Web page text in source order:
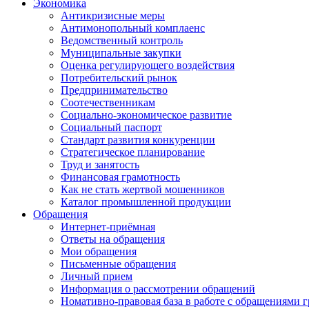
Экономика
Антикризисные меры
Антимонопольный комплаенс
Ведомственный контроль
Муниципальные закупки
Оценка регулирующего воздействия
Потребительский рынок
Предпринимательство
Соотечественникам
Социально-экономическое развитие
Социальный паспорт
Стандарт развития конкуренции
Стратегическое планирование
Труд и занятость
Финансовая грамотность
Как не стать жертвой мошенников
Каталог промышленной продукции
Обращения
Интернет-приёмная
Ответы на обращения
Мои обращения
Письменные обращения
Личный прием
Информация о рассмотрении обращений
Номативно-правовая база в работе с обращениями